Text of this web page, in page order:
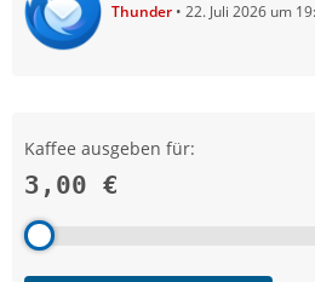
Thunder 22. Juli 2026 um
Kaffee ausgeben für:
3,00 €